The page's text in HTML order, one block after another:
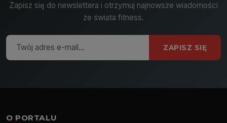
Zapisz się do newslettera i otrzymuj najnowsze wiadomości
ze świata fitness.
ZAPISZ SIĘ
O PORTALU